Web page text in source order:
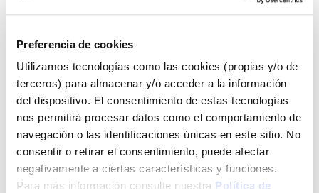
Preferencia de cookies
Utilizamos tecnologías como las cookies (propias y/o de
terceros) para almacenar y/o acceder a la información
del dispositivo. El consentimiento de estas tecnologías
nos permitirá procesar datos como el comportamiento de
navegación o las identificaciones únicas en este sitio. No
consentir o retirar el consentimiento, puede afectar
negativamente a ciertas características y funciones.
Para más información consulte nuestra Política de
Click&Collect - Recogida gratis
en nuestras tiendas
Envío a domicilio:
5 días hábiles
+ INFO